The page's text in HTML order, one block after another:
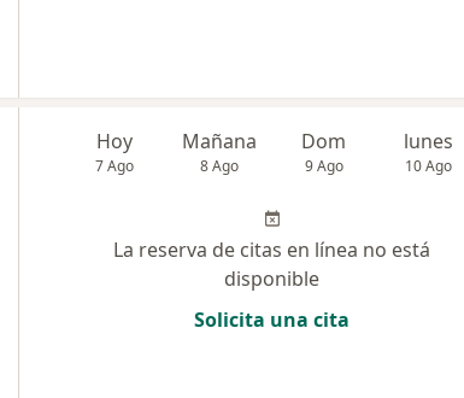
Hoy
7 Ago
Mañana
8 Ago
Dom
9 Ago
lunes
10 Ago
La reserva de citas en línea no está
disponible
Solicita una cita